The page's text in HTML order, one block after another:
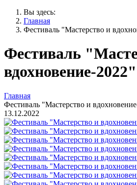
Вы здесь:
Главная
Фестиваль "Мастерство и
Фестиваль
вдохновение-2022"
Главная
Фестиваль "Мастерство и
13.12.2022